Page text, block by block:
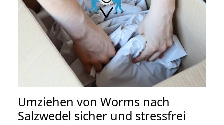
Umziehen von Worms nach
Salzwedel sicher und stressfrei